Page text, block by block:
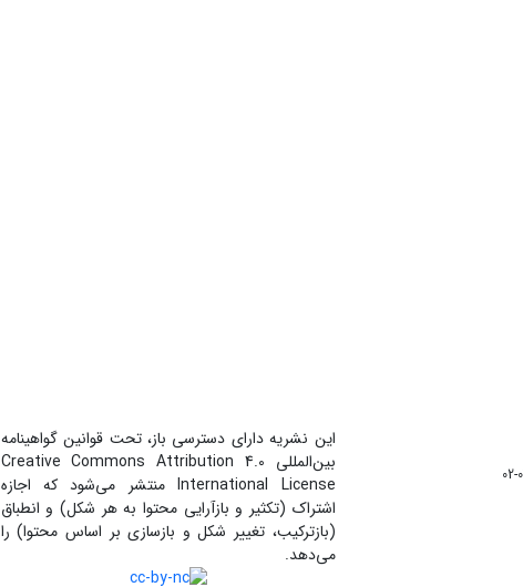
این نشریه دارای دسترسی باز، تحت قوانین گواهینامه
بین‌المللی Creative Commons Attribution 4.0
International License منتشر می‌شود که اجازه
اشتراک (تکثیر و بازآرایی محتوا به هر شکل) و انطباق
(بازترکیب، تغییر شکل و بازسازی بر اساس محتوا) را
می‌دهد.